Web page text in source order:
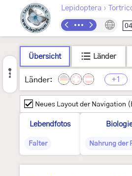
Lepidoptera ›
Übersicht Länder
Länder: +1
Neues Layout der Navigation
Lebendfotos
Falter Nahrung der